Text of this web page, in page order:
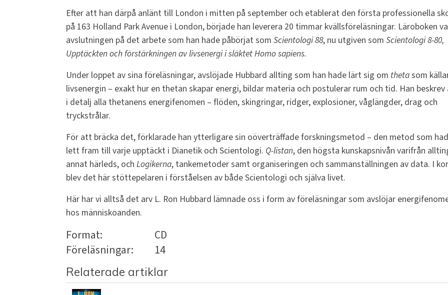
Efter att han därpå anlänt till London i mitten på september och etablerat den första professionella
på 163 Holland Park Avenue i London, började han leverera 20 timmar kvällsföreläsningar. Läroboken
avslutningen på det arbete som han hade påbörjat som Scientologi 88, nu utgiven som Scientologi 8-80,
Upptäckten och förstärkningen av livsenergi i släktet Homo sapiens.
Under loppet av sina föreläsningar, avslöjade Hubbard allting som han hade lärt sig om thetasom
livsenergin – exakt hur en thetan skapar energi, bildar materia och postulerar rum och tid. Han beskrev
i detalj alla thetanens energifenomen – flöden, skingringar, ridger, explosioner, våglängder, drag och
tryckstrålar.
För att bräcka det, förklarade han ytterligare sin oöverträffade forskningsmetod – den metod som
lett fram till varje upptäckt i Dianetik och Scientologi. Q-listan, den högsta kunskapsnivån varifrån
annat härleds, och Logikerna, tankemetoder samt organiseringen och sammanställningen av data. I
blev det här stöttepelaren i förståelsen av både Scientologi och själva livet.
Här har vi alltså det arv L. Ron Hubbard lämnade oss i form av föreläsningar som avslöjar
hos människoanden.
Format:
CD
Föreläsningar:
14
Relaterade artiklar